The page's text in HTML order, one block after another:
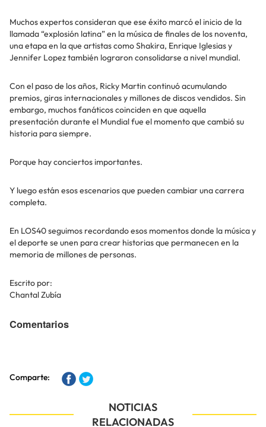
Muchos expertos consideran que ese éxito marcó el inicio de la
llamada “explosión latina” en la música de finales de los noventa,
una etapa en la que artistas como Shakira, Enrique Iglesias y
Jennifer Lopez también lograron consolidarse a nivel mundial.
Con el paso de los años, Ricky Martin continuó acumulando
premios, giras internacionales y millones de discos vendidos. Sin
embargo, muchos fanáticos coinciden en que aquella
presentación durante el Mundial fue el momento que cambió su
historia para siempre.
Porque hay conciertos importantes.
Y luego están esos escenarios que pueden cambiar una carrera
completa.
En LOS40 seguimos recordando esos momentos donde la música y
el deporte se unen para crear historias que permanecen en la
memoria de millones de personas.
Escrito por:
Chantal Zubía
Comentarios
Comparte:
NOTICIAS
RELACIONADAS